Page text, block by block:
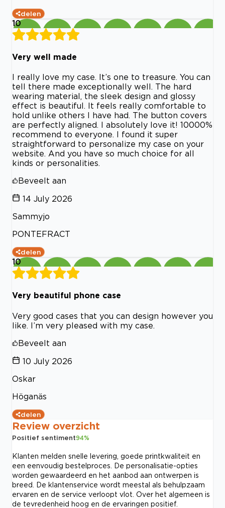
delen
10
Very well made
I really love my case. It’s one to treasure. You can
tell there made exceptionally well. The hard
wearing material, the sleek design and glossy
effect is beautiful. It feels really comfortable to
hold unlike others I have had. The button covers
are perfectly aligned. I absolutely love it! 10000%
recommend to everyone. I found it super
straightforward to personalize my case on your
website. And you have so much choice for all
kinds or personalities.
Beveelt aan
14 July 2026
Sammyjo
PONTEFRACT
delen
10
Very beautiful phone case
Very good cases that you can design however you
like. I’m very pleased with my case.
Beveelt aan
10 July 2026
Oskar
Höganäs
delen
Review overzicht
Positief sentiment94%
Klanten melden snelle levering, goede printkwaliteit en
een eenvoudig bestelproces. De personalisatie-opties
worden gewaardeerd en het aanbod aan ontwerpen is
breed. De klantenservice wordt meestal als behulpzaam
ervaren en de service verloopt vlot. Over het algemeen is
de tevredenheid hoog en de ervaringen positief.